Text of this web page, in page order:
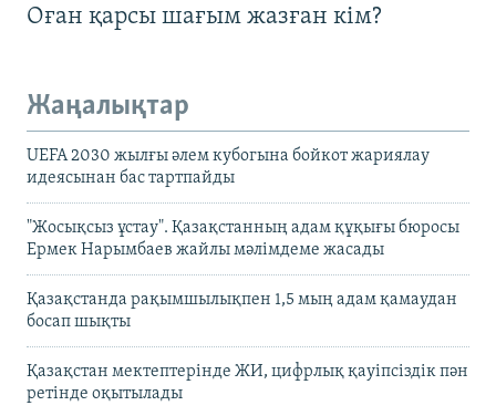
Оған қарсы шағым жазған кім?
Жаңалықтар
UEFA 2030 жылғы әлем кубогына бойкот жариялау
идеясынан бас тартпайды
"Жосықсыз ұстау". Қазақстанның адам құқығы бюросы
Ермек Нарымбаев жайлы мәлімдеме жасады
Қазақстанда рақымшылықпен 1,5 мың адам қамаудан
босап шықты
Қазақстан мектептерінде ЖИ, цифрлық қауіпсіздік пән
ретінде оқытылады